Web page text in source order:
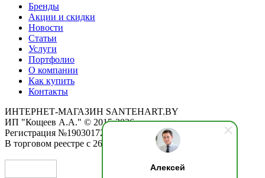
Алексей
Бренды
Акции и скидки
Новости
Статьи
Услуги
Портфолио
О компании
Как купить
Контакты
ИНТЕРНЕТ-МАГАЗИН SANTEHART.BY
ИП "Кощеев А.А." © 2015-2026
Регистрация №190301725 от 12.02.2015
В торговом реестре с 26.11.2019